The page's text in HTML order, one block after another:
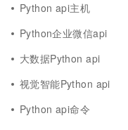
Python api主机
Python企业微信api
大数据Python api
视觉智能Python api
Python api命令